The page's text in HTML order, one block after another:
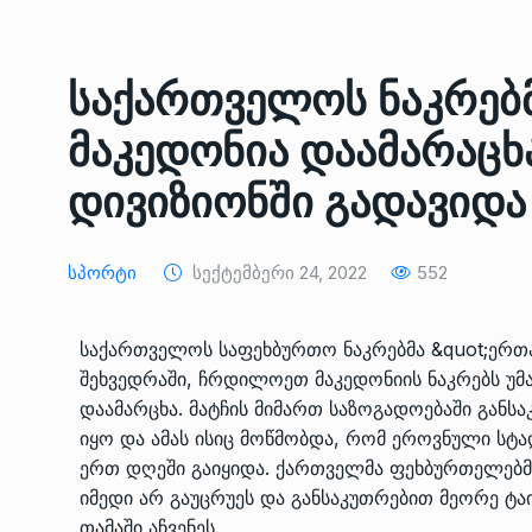
საქართველოს
მაკედონია
დივიზიონში გადავიდა
Სპორტი Სექტემბერი 24, 2022 552
საქართველოს საფეხბურთო ნაკრებმა
შეხვედრაში, ჩრდილოეთ მაკედონიის ნაკრებს
დაამარცხა. მატჩის მიმართ საზოგადოებაში
იყო და ამას ისიც მოწმობდა, რომ ეროვნული
ერთ დღეში გაიყიდა. ქართველმა
იმედი არ გაუცრუეს და განსაკუთრებით მეორე
თამაში აჩვენეს.
8
საქართველოს
გენერალურმა
დერეფნის…
ᲔᲙᲝᲜᲝᲛᲘᲙᲐ 11/05/2022
9
სახელობის ოპერისა და
ᲙᲣᲚᲢᲣᲠᲐ
10
თბილისის ზაქარია
სახელობის ოპერისა
ბალეტის…
ᲙᲣᲚᲢᲣᲠᲐ 13/05/2022